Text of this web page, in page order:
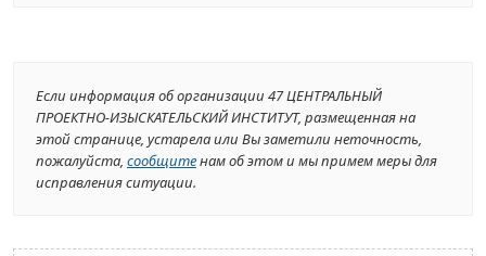
Если информация об организации 47 ЦЕНТРАЛЬНЫЙ
ПРОЕКТНО-ИЗЫСКАТЕЛЬСКИЙ ИНСТИТУТ, размещенная на
этой странице, устарела или Вы заметили неточность,
пожалуйста, сообщитенам об этом и мы примем меры для
исправления ситуации.